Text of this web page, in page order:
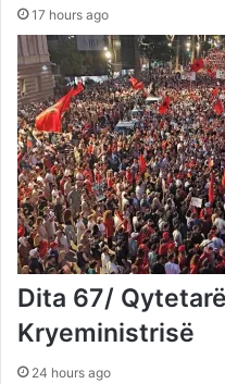
17 hours ago
Dita 67/
Kryeministrisë
24 hours ago